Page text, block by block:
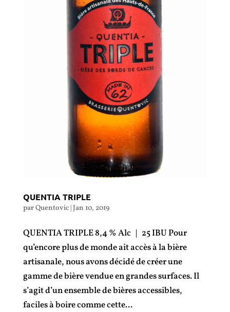
QUENTIA TRIPLE
parQuentovic| Jan 10, 2019
QUENTIA TRIPLE 8,4 % Alc | 25 IBU Pour
qu’encore plus de monde ait accès à la bière
artisanale, nous avons décidé de créer une
gamme de bière vendue en grandes surfaces. Il
s’agit d’un ensemble de bières accessibles,
faciles à boire comme cette...